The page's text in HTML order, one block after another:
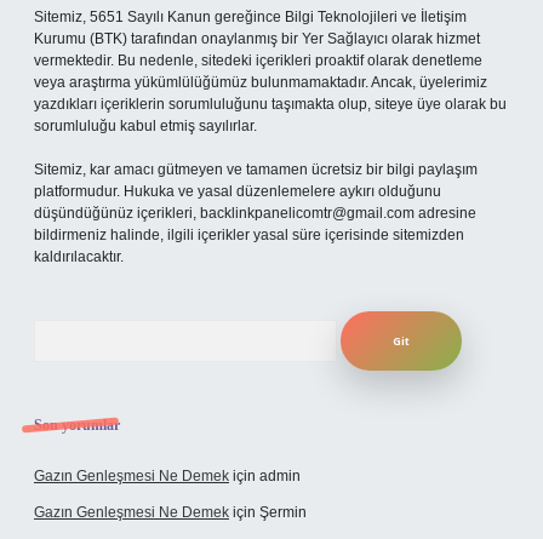
Sitemiz, 5651 Sayılı Kanun gereğince Bilgi Teknolojileri ve İletişim
Kurumu (BTK) tarafından onaylanmış bir Yer Sağlayıcı olarak hizmet
vermektedir. Bu nedenle, sitedeki içerikleri proaktif olarak denetleme
veya araştırma yükümlülüğümüz bulunmamaktadır. Ancak, üyelerimiz
yazdıkları içeriklerin sorumluluğunu taşımakta olup, siteye üye olarak bu
sorumluluğu kabul etmiş sayılırlar.
Sitemiz, kar amacı gütmeyen ve tamamen ücretsiz bir bilgi paylaşım
platformudur. Hukuka ve yasal düzenlemelere aykırı olduğunu
düşündüğünüz içerikleri, backlinkpanelicomtr@gmail.com adresine
bildirmeniz halinde, ilgili içerikler yasal süre içerisinde sitemizden
kaldırılacaktır.
Son yorumlar
Gazın Genleşmesi Ne Demek için admin
Gazın Genleşmesi Ne Demek için Şermin